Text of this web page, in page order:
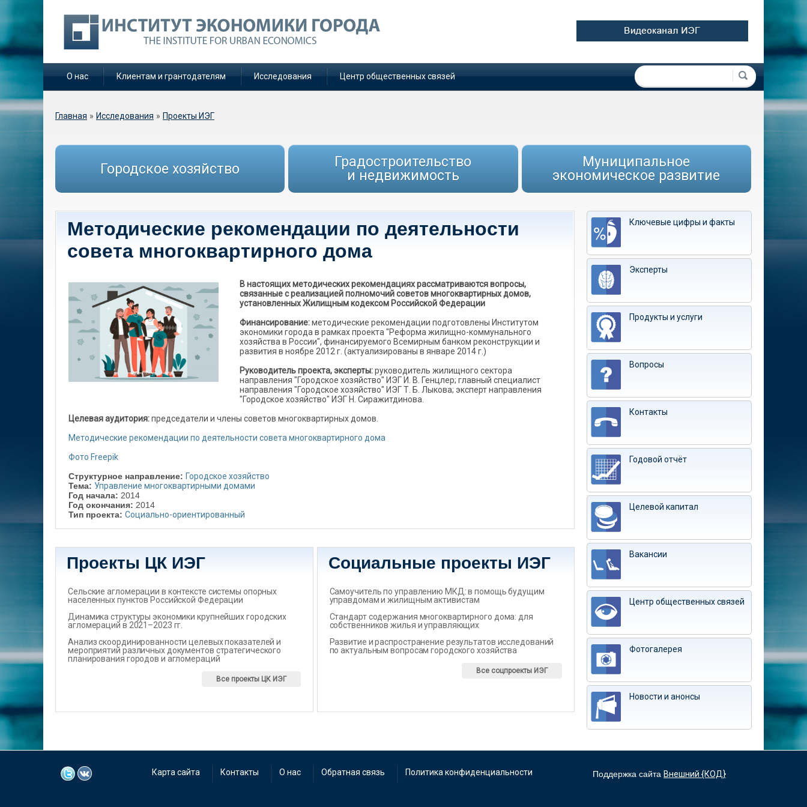
О нас Клиентам и грантодателям Исследования Центр общественных связей Форма поиска
Поиск
Вы здесь
Главная » Исследования » Проекты ИЭГ
Городское хозяйство
Градостроительство
и недвижимость
Муниципальное
экономическое развитие
Методические рекомендации по деятельности
совета многоквартирного дома
В настоящих методических рекомендациях рассматриваются вопросы,
связанные с реализацией полномочий советов многоквартирных домов,
установленных Жилищным кодексом Российской Федерации
Финансирование:методические рекомендации подготовлены Институтом
экономики города в рамках проекта "Реформа жилищно-коммунального
хозяйства в России", финансируемого Всемирным банком реконструкции и
развития в ноябре 2012 г. (актуализированы в январе 2014 г.)
Руководитель проекта, эксперты:руководитель жилищного сектора
направления "Городское хозяйство" ИЭГ И. В. Генцлер; главный специалист
направления "Городское хозяйство" ИЭГ Т. Б. Лыкова; эксперт направления
"Городское хозяйство" ИЭГ Н. Сиражитдинова.
Целевая аудитория:председатели и члены советов многоквартирных домов.
Методические рекомендации по деятельности совета многоквартирного дома
Фото Freepik
Структурное направление: Городское хозяйство
Тема: Управление многоквартирными домами
Год начала: 2014
Год окончания: 2014
Тип проекта: Социально-ориентированный
Проекты ЦК ИЭГ
Сельские агломерации в контексте системы опорных
населенных пунктов Российской Федерации
Динамика структуры экономики крупнейших городских
агломераций в 2021–2023 гг.
Анализ скоординированности целевых показателей и
мероприятий различных документов стратегического
планирования городов и агломераций
Все проекты ЦК ИЭГ
Социальные проекты ИЭГ
Самоучитель по управлению МКД: в помощь будущим
управдомам и жилищным активистам
Стандарт содержания многоквартирного дома: для
собственников жилья и управляющих
Развитие и распространение результатов исследований
по актуальным вопросам городского хозяйства
Все соцпроекты ИЭГ
Ключевые цифры и факты
Эксперты
Продукты и услуги
Вопросы
Контакты
Годовой отчёт
Целевой капитал
Вакансии
Центр общественных связей
Фотогалерея
Новости и анонсы
Карта сайта Контакты О нас Обратная связь Политика конфиденциальности Поддержка сайта Внешний {КОД}